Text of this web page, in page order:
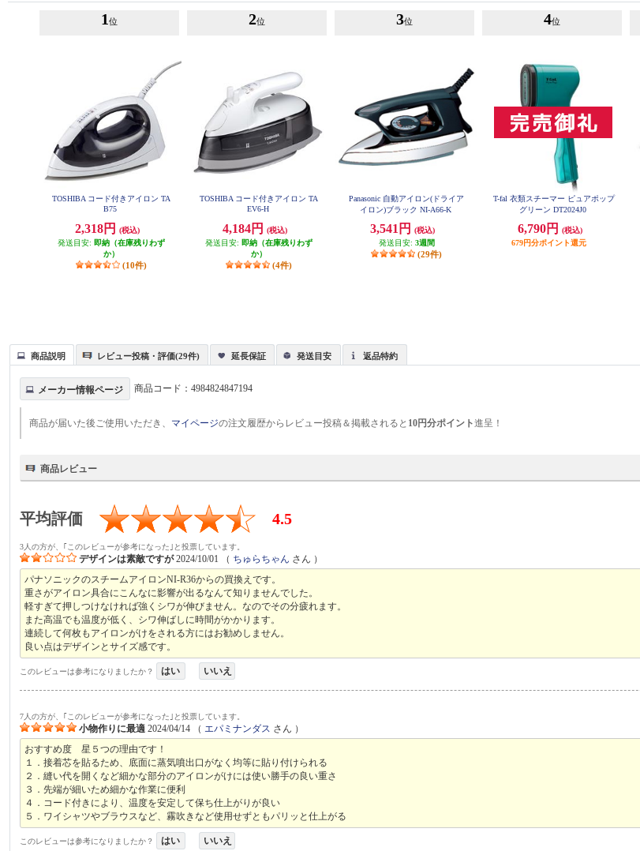
1 位
TOSHIBA コード付きアイロン TA
B75
2,318円
(税込)
発送目安: 即納（在庫残りわず
か）
(10件)
2位
TOSHIBA コード付きアイロン TA
EV6-H
4,184円
(税込)
発送目安: 即納（在庫残りわず
か）
(4件)
3位
Panasonic 自動アイロン(ドライア
イロン)ブラック NI-A66-K
3,541円
(税込)
発送目安: 3週間
(29件)
4位
T-fal 衣類スチーマー ピュアポップ
グリーン DT2024J0
6,790円
(税込)
679円分ポイント還元
商品説明 レビュー投稿・評価(29件) 延長保証 発送目安 返品特約
メーカー情報ページ 商品コード：4984824847194
商品が届いた後ご使用いただき、 マイページの注文履歴からレビュー投稿＆掲載されると 10円分ポイント進呈！
商品レビュー
平均評価 4.5
3人の方が、｢このレビューが参考になった｣と投票しています。
デザインは素敵ですが 2024/10/01 （ ちゅらちゃん さん ）
パナソニックのスチームアイロンNI-R36からの買換えです。
重さがアイロン具合にこんなに影響が出るなんて知りませんでした。
軽すぎて押しつけなければ強くシワが伸びません。なのでその分疲れます。
また高温でも温度が低く、シワ伸ばしに時間がかかります。
連続して何枚もアイロンがけをされる方にはお勧めしません。
良い点はデザインとサイズ感です。
このレビューは参考になりましたか？ はい いいえ
7人の方が、｢このレビューが参考になった｣と投票しています。
小物作りに最適 2024/04/14 （ エパミナンダス さん ）
おすすめ度 星５つの理由です！
１．接着芯を貼るため、底面に蒸気噴出口がなく均等に貼り付けられる
２．縫い代を開くなど細かな部分のアイロンがけには使い勝手の良い重さ
３．先端が細いため細かな作業に便利
４．コード付きにより、温度を安定して保ち仕上がりが良い
５．ワイシャツやブラウスなど、霧吹きなど使用せずともパリッと仕上がる
このレビューは参考になりましたか？ はい いいえ